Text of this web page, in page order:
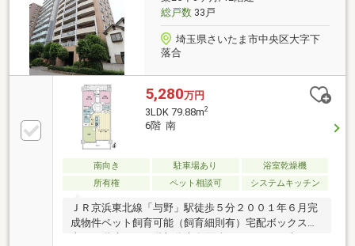
（全疾病保障+3大疾病50％保障）（4）物件ごとの災
害レポート配布（5）火災保険、引越費用の割引サポ
ート（団体割引
総戸数33戸
埼玉県さいたま市中央区大字下
落合
5,280万円
3LDK 79.88m2
6階 南
南向き 駐車場あり
浴室乾燥機
所有権
ペット相談可 システムキッチン
ＪＲ京浜東北線「与野」駅徒歩５分２００１年６月完
成物件ペット飼育可能（飼育細則有）宅配ボックス地